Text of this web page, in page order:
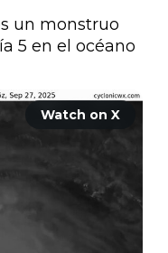
un monstruo
5 en el océano
Watch on X